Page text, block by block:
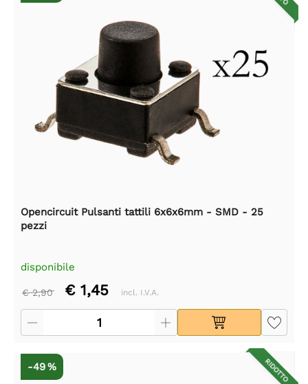
Opencircuit Pulsanti tattili 6x6x6mm - SMD - 25
pezzi
disponibile
€ 2,90 € 1,45 incl. I.V.A.
RIDOTTO
-49 %